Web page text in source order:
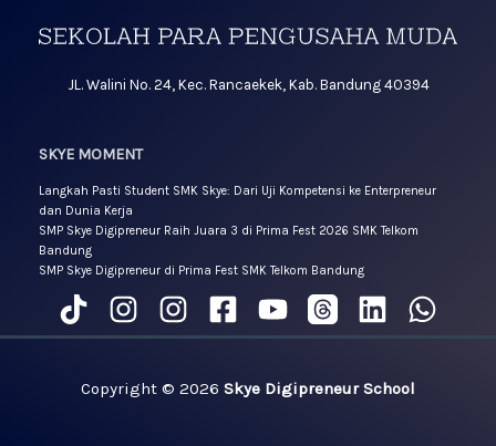
JL. Walini No. 24, Kec. Rancaekek, Kab. Bandung 40394
SKYE MOMENT
Langkah Pasti Student SMK Skye: Dari Uji Kompetensi ke Enterpreneur
dan Dunia Kerja
SMP Skye Digipreneur Raih Juara 3 di Prima Fest 2026 SMK Telkom
Bandung
SMP Skye Digipreneur di Prima Fest SMK Telkom Bandung
Copyright © 2026 Skye Digipreneur School